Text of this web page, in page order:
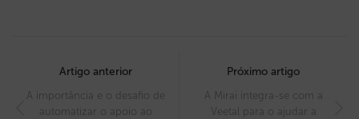
navigation
Artigo anterior
A importância e o desafio de
automatizar o apoio ao
Próximo artigo
A Mirai integra-se com a
Veetal para o ajudar a